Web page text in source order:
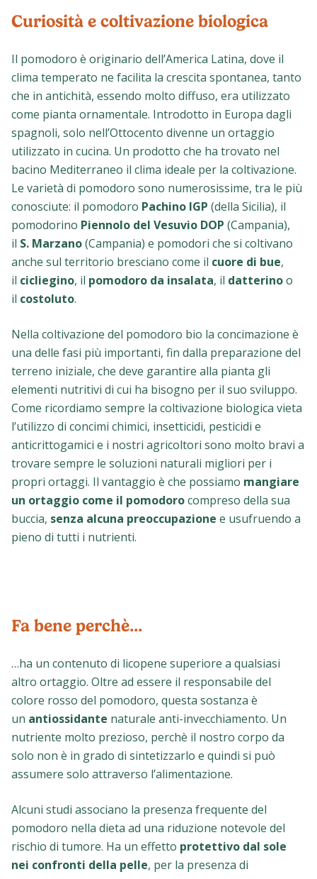
Curiosità e coltivazione biologica
Il pomodoro è originario dell’America Latina, dove il
clima temperato ne facilita la crescita spontanea, tanto
che in antichità, essendo molto diffuso, era utilizzato
come pianta ornamentale. Introdotto in Europa dagli
spagnoli, solo nell’Ottocento divenne un ortaggio
utilizzato in cucina. Un prodotto che ha trovato nel
bacino Mediterraneo il clima ideale per la coltivazione.
Le varietà di pomodoro sono numerosissime, tra le più
conosciute: il pomodoro Pachino IGP (della Sicilia), il
pomodorino Piennolo del Vesuvio DOP (Campania),
il S. Marzano(Campania) e pomodori che si coltivano
anche sul territorio bresciano come il cuore di bue,
il cicliegino, il pomodoro da insalata, il datterinoo
il costoluto.
Nella coltivazione del pomodoro bio la concimazione è
una delle fasi più importanti, fin dalla preparazione del
terreno iniziale, che deve garantire alla pianta gli
elementi nutritivi di cui ha bisogno per il suo sviluppo.
Come ricordiamo sempre la coltivazione biologica vieta
l’utilizzo di concimi chimici, insetticidi, pesticidi e
anticrittogamici e i nostri agricoltori sono molto bravi a
trovare sempre le soluzioni naturali migliori per i
propri ortaggi. Il vantaggio è che possiamo mangiare
un ortaggio come il pomodorocompreso della sua
buccia, senza alcuna preoccupazione e usufruendo a
pieno di tutti i nutrienti.
Fa bene perchè...
…ha un contenuto di licopene superiore a qualsiasi
altro ortaggio. Oltre ad essere il responsabile del
colore rosso del pomodoro, questa sostanza è
un antiossidante naturale anti-invecchiamento. Un
nutriente molto prezioso, perchè il nostro corpo da
solo non è in grado di sintetizzarlo e quindi si può
assumere solo attraverso l’alimentazione.
Alcuni studi associano la presenza frequente del
pomodoro nella dieta ad una riduzione notevole del
rischio di tumore. Ha un effetto protettivo dal sole
nei confronti della pelle, per la presenza di